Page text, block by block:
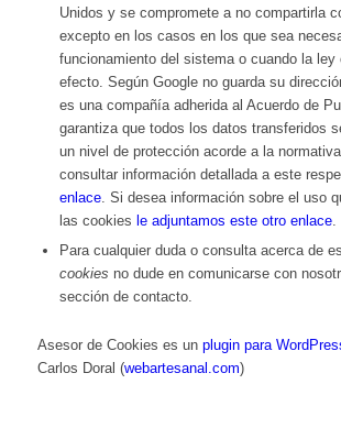
Unidos y se compromete a no compartirla
excepto en los casos en los que sea
funcionamiento del sistema o cuando la ley
efecto. Según Google no guarda su
es una compañía adherida al Acuerdo de
garantiza que todos los datos transferidos
un nivel de protección acorde a la
consultar información detallada a este
enlace. Si desea información sobre el uso
las cookies le adjuntamos este otro enlace.
Para cualquier duda o consulta acerca de
cookies no dude en comunicarse con
sección de contacto.
Asesor de Cookies es un plugin para
Carlos Doral (webartesanal.com)